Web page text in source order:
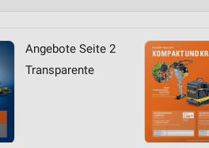
Angebote Seite 2
Transparente